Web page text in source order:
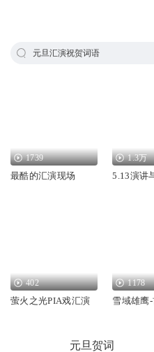
元旦汇演祝贺词语
1739
最酷的汇演现场
1.3万
5.13演讲
402
萤火之光PIA戏汇演
1178
雪域雄鹰
元旦贺词